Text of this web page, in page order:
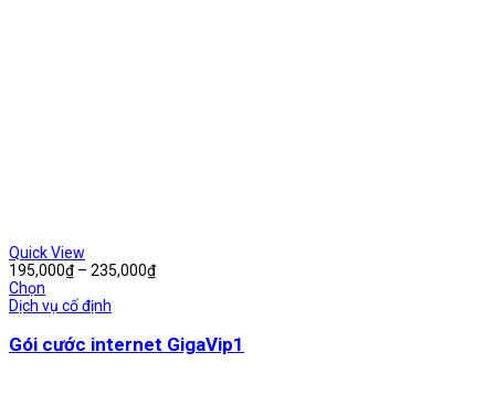
Quick View
195,000₫ – 235,000₫Khoảng
đến
235,000₫
Chọn
Dịch vụ cố định
Gói cước internet GigaVip1